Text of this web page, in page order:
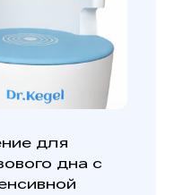
для
дна с